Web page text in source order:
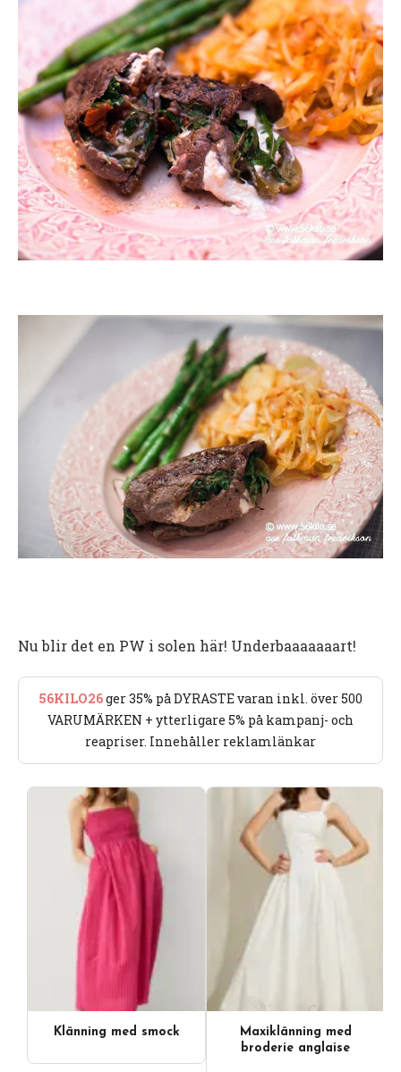
Nu blir det en PW i solen här! Underbaaaaaaart!
56KILO26ger 35% på DYRASTE varan inkl. över 500
VARUMÄRKEN + ytterligare 5% på kampanj- och
reapriser. Innehåller reklamlänkar
Klänning med smock
Maxiklänning med
broderie anglaise